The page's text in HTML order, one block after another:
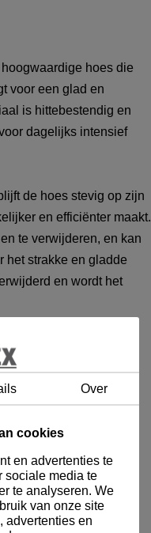
hoes die
voor een glad en
is hittebestendig en
dagelijks intensief
de hoes stevig op zijn
en efficiënter maakt.
te verwijderen, en kan
het strakke en gladde
en wordt het
gebruiksgemak,
ideaal is voor
met de meeste
geen
producten
Over
cookies
en advertenties te
sociale media te
te analyseren. We
van onze site
advertenties en